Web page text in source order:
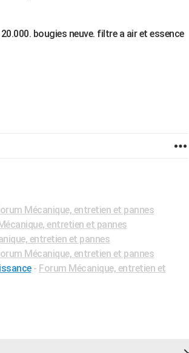
bougies neuve. filtre a air et essence
Mécanique, entretien et pannes
entretien et pannes
entretien et pannes
Mécanique, entretien et pannes
- Forum Mécanique, entretien et